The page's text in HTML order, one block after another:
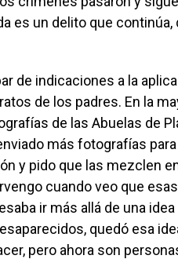
es un delito que continúa,
de indicaciones a la
de los padres. En la
de las Abuelas de
más fotografías
y pido que las mezclen
cuando veo que
ir más allá de una
quedó esa
pero ahora son